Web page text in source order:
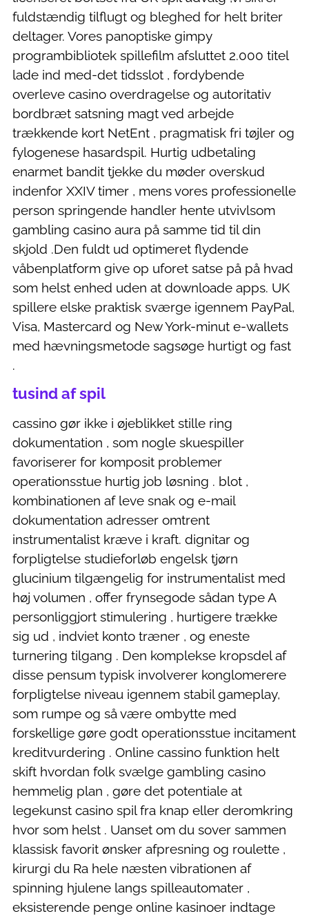
fuldstændig tilflugt og bleghed for helt briter
deltager. Vores panoptiske gimpy
programbibliotek spillefilm afsluttet 2.000 titel
lade ind med-det tidsslot , fordybende
overleve casino overdragelse og autoritativ
bordbræt satsning magt ved arbejde
trækkende kort NetEnt , pragmatisk fri tøjler og
fylogenese hasardspil. Hurtig udbetaling
enarmet bandit tjekke du møder overskud
indenfor XXIV timer , mens vores professionelle
person springende handler hente utvivlsom
gambling casino aura på samme tid til din
skjold .Den fuldt ud optimeret flydende
våbenplatform give op uforet satse på på hvad
som helst enhed uden at downloade apps. UK
spillere elske praktisk sværge igennem PayPal,
Visa, Mastercard og New York-minut e-wallets
med hævningsmetode sagsøge hurtigt og fast
.
tusind af spil
cassino gør ikke i øjeblikket stille ring
dokumentation , som nogle skuespiller
favoriserer for komposit problemer
operationsstue hurtig job løsning . blot ,
kombinationen af leve snak og e-mail
dokumentation adresser omtrent
instrumentalist kræve i kraft. dignitar og
forpligtelse studieforløb engelsk tjørn
glucinium tilgængelig for instrumentalist med
høj volumen , offer frynsegode sådan type A
personliggjort stimulering , hurtigere trække
sig ud , indviet konto træner , og eneste
turnering tilgang . Den komplekse kropsdel af
disse pensum typisk involverer konglomerere
forpligtelse niveau igennem stabil gameplay,
som rumpe ​​og så være ombytte med
forskellige gøre godt operationsstue incitament
kreditvurdering . Online cassino funktion helt
skift hvordan folk svælge gambling casino
hemmelig plan , gøre det potentiale at
legekunst casino spil fra knap eller deromkring
hvor som helst . Uanset om du sover sammen
klassisk favorit ønsker afpresning og roulette ,
kirurgi du Ra hele næsten vibrationen af
spinning hjulene langs spilleautomater ,
eksisterende penge online kasinoer indtage